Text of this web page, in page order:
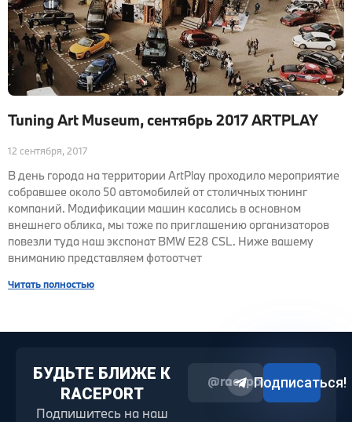
Tuning Art Museum, сентябрь 2017 ARTPLAY
12 сентября, 2017
В день города на территории ArtPlay проходило мероприятие
собравшее около 50 автомобилей от столичных тюнинг
компаний. Модификации машин касались в основном
внешнего облика, мы тоже по приглашению организаторов
повезли туда наш экспонат BMW E28 CSL. Ниже вашему
вниманию представляем фотоотчет
Читать полностью
БУДЬТЕ БЛИЖЕ К
RACEPORT
Подпишитесь на наш
@raceport2022
Подписаться!